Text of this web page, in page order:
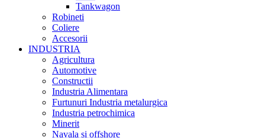
Tankwagon
Robineti
Coliere
Accesorii
INDUSTRIA
Agricultura
Automotive
Constructii
Industria Alimentara
Furtunuri Industria metalurgica
Industria petrochimica
Minerit
Navala si offshore